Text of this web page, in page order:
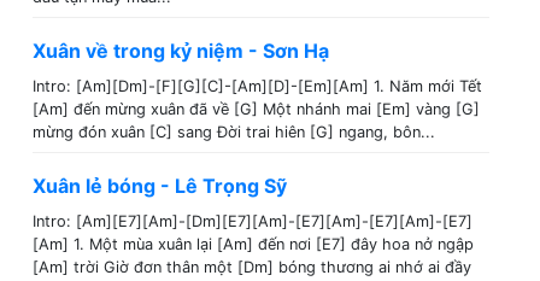
Xuân về trong kỷ niệm - Sơn Hạ
Intro: [Am][Dm]-[F][G][C]-[Am][D]-[Em][Am] 1. Năm mới Tết
[Am] đến mừng xuân đã về [G] Một nhánh mai [Em] vàng [G]
mừng đón xuân [C] sang Đời trai hiên [G] ngang, bôn...
Xuân lẻ bóng - Lê Trọng Sỹ
Intro: [Am][E7][Am]-[Dm][E7][Am]-[E7][Am]-[E7][Am]-[E7]
[Am] 1. Một mùa xuân lại [Am] đến nơi [E7] đây hoa nở ngập
[Am] trời Giờ đơn thân một [Dm] bóng thương ai nhớ ai đầy